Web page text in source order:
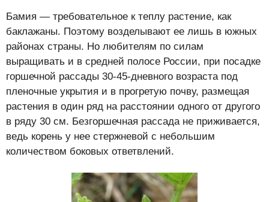
Бамия — требовательное к теплу растение, как
баклажаны. Поэтому возделывают ее лишь в южных
районах страны. Но любителям по силам
выращивать и в средней полосе России, при посадке
горшечной рассады 30-45-дневного возраста под
пленочные укрытия и в прогретую почву, размещая
растения в один ряд на расстоянии одного от другого
в ряду 30 см. Безгоршечная рассада не приживается,
ведь корень у нее стержневой с небольшим
количеством боковых ответвлений.